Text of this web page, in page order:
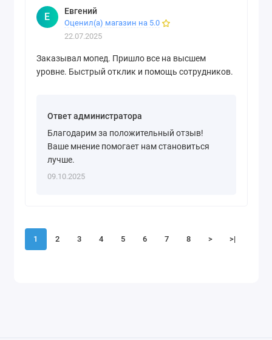
Е Евгений
Оценил(а) магазин на 5.0
22.07.2025
Заказывал мопед. Пришло все на высшем
уровне. Быстрый отклик и помощь сотрудников.
Ответ администратора
Благодарим за положительный отзыв!
Ваше мнение помогает нам становиться
лучше.
09.10.2025
1 2 3 4 5 6 7 8 > >|